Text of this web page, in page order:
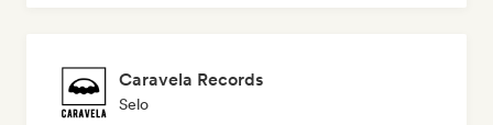
Caravela Records
Selo